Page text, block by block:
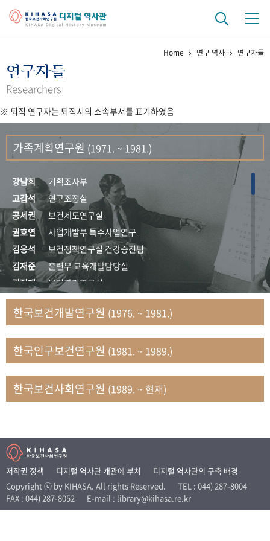
걸어온 길 기관 변천사
연구 역사
정책과 연구 키워드로 보는 연구 역사
연구자들
간행물 변천사
기록물 아카이브
사진 아카이브 문서 기록물 행정박물 영상 기록물
50+1주년 기념
성과 50선 숫자로 보는 50년
세계와 함께 한 KIHASA
VR 역사관
Home 연구 역사 연구자들
연구자들
Researchers
※ 퇴직 연구자는 퇴직시의 소속부서를 표기하였음
가족계획연구원 (1971. ~ 1981.)
강남희
기획조사부
고갑석
연구조정실
공세권
보건제도연구실
권호연
사업개발부 특수사업연구
김응석
보건정책연구실 건강증진팀
김재준
훈련부 교육개발담당실
김정태
보건관리연구실
김지자
연구부 사회개발담당실
김태룡
조사평가부 연구과
문현상
가족복지연구실 인구가족연구팀
박인화
보건정책연구실
박재빈
연구부 인구역학담당실
변종화
보건정책연구실 건강증진팀
송건용
보건정책연구실
송태민
정보통계연구실 빅데이터연구센터
신희설
사업개발부 국제협력연구실
이규식
의료보험연구실
이문기
훈련부
한국보건개발연구원 (1976. ~ 1981.)
한국인구보건연구원 (1981. ~ 1989.)
한국보건사회연구원 (1989. ~ 현재)
저작권 정책 디지털 역사관 개관에 부쳐
디지털 역사관의 구축 배경
Copyright ⓒ by KIHASA. All rights Reserved.
TEL : 044) 287-8004
FAX : 044) 287-8052
E-mail : library@kihasa.re.kr